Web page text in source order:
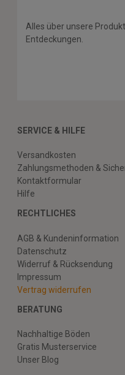
Alles über unsere
Entdeckungen.
SERVICE & HILFE
Versandkosten
Zahlungsmethoden &
Kontaktformular
Hilfe
RECHTLICHES
AGB & Kundeninformation
Datenschutz
Widerruf & Rücksendung
Impressum
Vertrag widerrufen
BERATUNG
Nachhaltige Böden
Gratis Musterservice
Unser Blog